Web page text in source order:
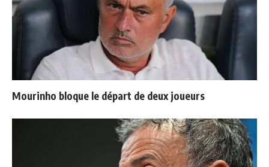
Mourinho bloque le départ de deux joueurs